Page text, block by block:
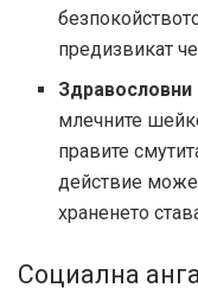
предизвикат
Здравословни
млечните
правите
действие
храненето
Социална